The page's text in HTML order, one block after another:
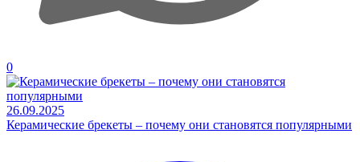
0
26.09.2025
Керамические брекеты – почему они становятся популярными